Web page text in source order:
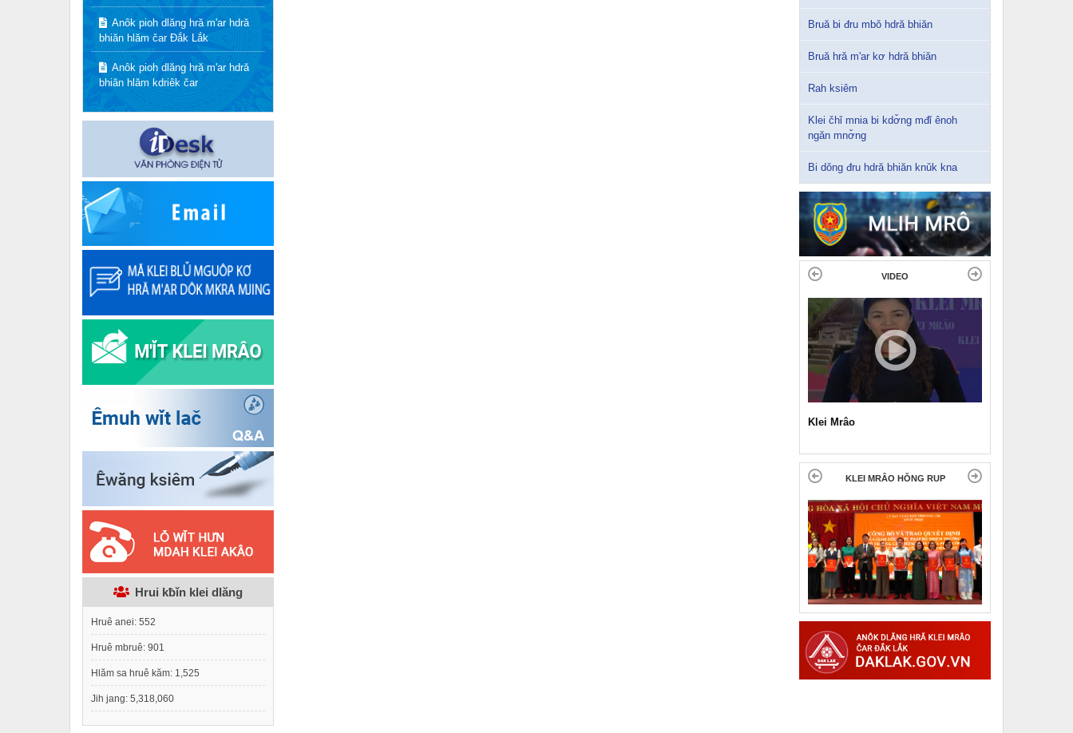
Anôk pioh dlăng hră m'ar hdră
bhiăn hlăm čar Đắk Lắk
Anôk pioh dlăng hră m'ar hdră
bhiăn hlăm kdriêk čar
Hrui kƀǐn klei dlăng
Hruê anei: 552
Hruê mbruê: 901
Hlăm sa hruê kăm: 1,525
Jih jang: 5,318,060
Bruă bi đru mbǒ hdră bhiăn
Bruă hră m'ar kơ hdră bhiăn
Rah ksiêm
Klei čhǐ mnia bi kdơ̌ng mđǐ ênoh
ngăn mnơ̌ng
Bi dǒng đru hdră bhiăn knǔk kna
VIDEO
Klei Mrâo
KLEI MRÂO HǑNG RUP